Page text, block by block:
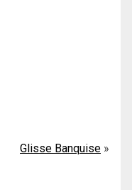
Glisse Banquise